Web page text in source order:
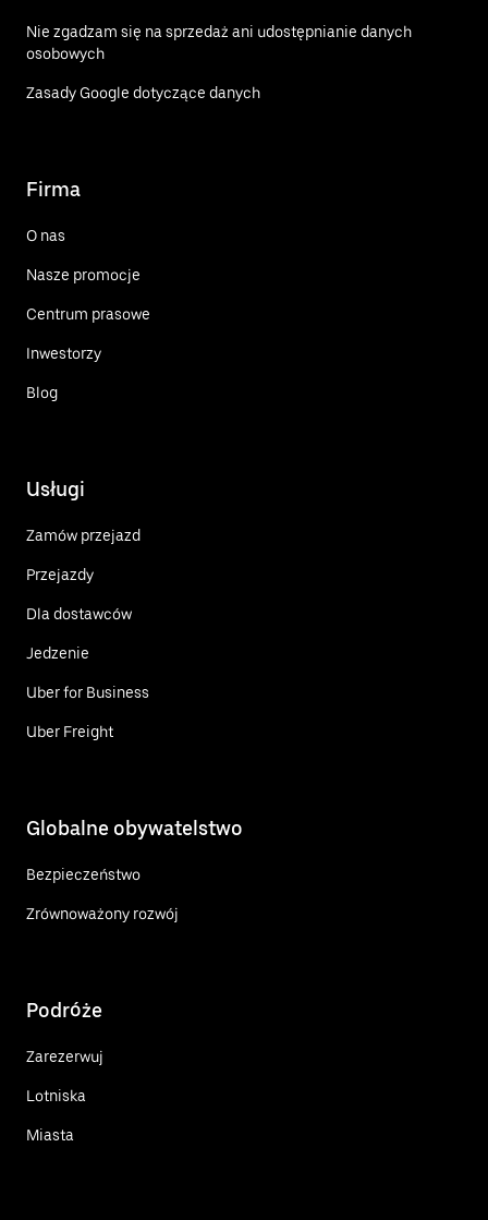
Nie zgadzam się na sprzedaż ani udostępnianie danych
osobowych
Zasady Google dotyczące danych
Firma
O nas
Nasze promocje
Centrum prasowe
Inwestorzy
Blog
Usługi
Zamów przejazd
Przejazdy
Dla dostawców
Jedzenie
Uber for Business
Uber Freight
Globalne obywatelstwo
Bezpieczeństwo
Zrównoważony rozwój
Podróże
Zarezerwuj
Lotniska
Miasta